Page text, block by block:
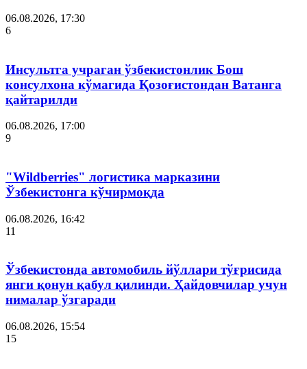
06.08.2026, 17:30
6
Инсультга учраган ўзбекистонлик Бош
консулхона кўмагида Қозоғистондан Ватанга
қайтарилди
06.08.2026, 17:00
9
"Wildberries" логистика марказини
Ўзбекистонга кўчирмоқда
06.08.2026, 16:42
11
Ўзбекистонда автомобиль йўллари тўғрисида
янги қонун қабул қилинди. Ҳайдовчилар учун
нималар ўзгаради
06.08.2026, 15:54
15